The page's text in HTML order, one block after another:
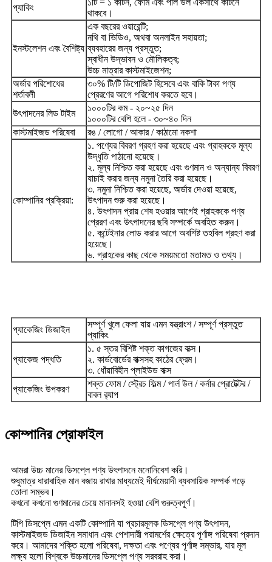
প্যাকিং
থাকবে।
ইনস্টলেশন এবং বৈশিষ্ট্য
এক বছরের ওয়ারেন্টি;
নথি বা ভিডিও, অথবা অনলাইন সহায়তা;
ব্যবহারের জন্য প্রস্তুত;
স্বাধীন উদ্ভাবন ও মৌলিকত্ব;
উচ্চ মাত্রার কাস্টমাইজেশন;
অর্ডার পরিশোধের
শর্তাবলী
৩০% টি/টি ডিপোজিট হিসেবে এবং বাকি টাকা পণ্য
প্রেরণের আগে পরিশোধ করতে হবে।
উৎপাদনের লিড টাইম
১০০০টির কম - ২০~২৫ দিন
১০০০টির বেশি হলে - ৩০~৪০ দিন
কাস্টমাইজড পরিষেবা
রঙ / লোগো / আকার / কাঠামো নকশা
কোম্পানির প্রক্রিয়া:
১. পণ্যের বিবরণ গ্রহণ করা হয়েছে এবং গ্রাহককে মূল্য
উদ্ধৃতি পাঠানো হয়েছে।
২. মূল্য নিশ্চিত করা হয়েছে এবং গুণমান ও অন্যান্য বিবরণ
যাচাই করার জন্য নমুনা তৈরি করা হয়েছে।
৩. নমুনা নিশ্চিত করা হয়েছে, অর্ডার দেওয়া হয়েছে,
উৎপাদন শুরু করা হয়েছে।
৪. উৎপাদন প্রায় শেষ হওয়ার আগেই গ্রাহককে পণ্য
প্রেরণ এবং উৎপাদনের ছবি সম্পর্কে অবহিত করুন।
৫. কন্টেইনার লোড করার আগে অবশিষ্ট তহবিল গ্রহণ করা
হয়েছে।
৬. গ্রাহকের কাছ থেকে সময়মতো মতামত ও তথ্য।
প্যাকেজিং ডিজাইন
সম্পূর্ণ খুলে ফেলা যায় এমন যন্ত্রাংশ / সম্পূর্ণ প্রস্তুত
প্যাকিং
প্যাকেজ পদ্ধতি
১. ৫ স্তর বিশিষ্ট শক্ত কাগজের বাক্স।
২. কার্ডবোর্ডের বাক্সসহ কাঠের ফ্রেম।
৩. ধোঁয়াবিহীন প্লাইউড বাক্স
প্যাকেজিং উপকরণ
শক্ত ফোম / স্ট্রেচ ফিল্ম / পার্ল উল / কর্নার প্রোটেক্টর /
বাবল র‍্যাপ
কোম্পানির প্রোফাইল
আমরা উচ্চ মানের ডিসপ্লে পণ্য উৎপাদনে মনোনিবেশ করি।
শুধুমাত্র ধারাবাহিক মান বজায় রাখার মাধ্যমেই দীর্ঘমেয়াদী ব্যবসায়িক সম্পর্ক গড়ে
তোলা সম্ভব।
কখনো কখনো গুণমানের চেয়ে মানানসই হওয়া বেশি গুরুত্বপূর্ণ।
টিপি ডিসপ্লে এমন একটি কোম্পানি যা প্রচারমূলক ডিসপ্লে পণ্য উৎপাদন,
কাস্টমাইজড ডিজাইন সমাধান এবং পেশাদারী পরামর্শের ক্ষেত্রে পূর্ণাঙ্গ পরিষেবা প্রদান
করে। আমাদের শক্তি হলো পরিষেবা, দক্ষতা এবং পণ্যের পূর্ণাঙ্গ সম্ভার, যার মূল
লক্ষ্য হলো বিশ্বকে উচ্চমানের ডিসপ্লে পণ্য সরবরাহ করা।